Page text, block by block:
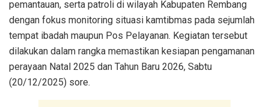
pemantauan, serta patroli di wilayah Kabupaten Rembang
dengan fokus monitoring situasi kamtibmas pada sejumlah
tempat ibadah maupun Pos Pelayanan. Kegiatan tersebut
dilakukan dalam rangka memastikan kesiapan pengamanan
perayaan Natal 2025 dan Tahun Baru 2026, Sabtu
(20/12/2025) sore.